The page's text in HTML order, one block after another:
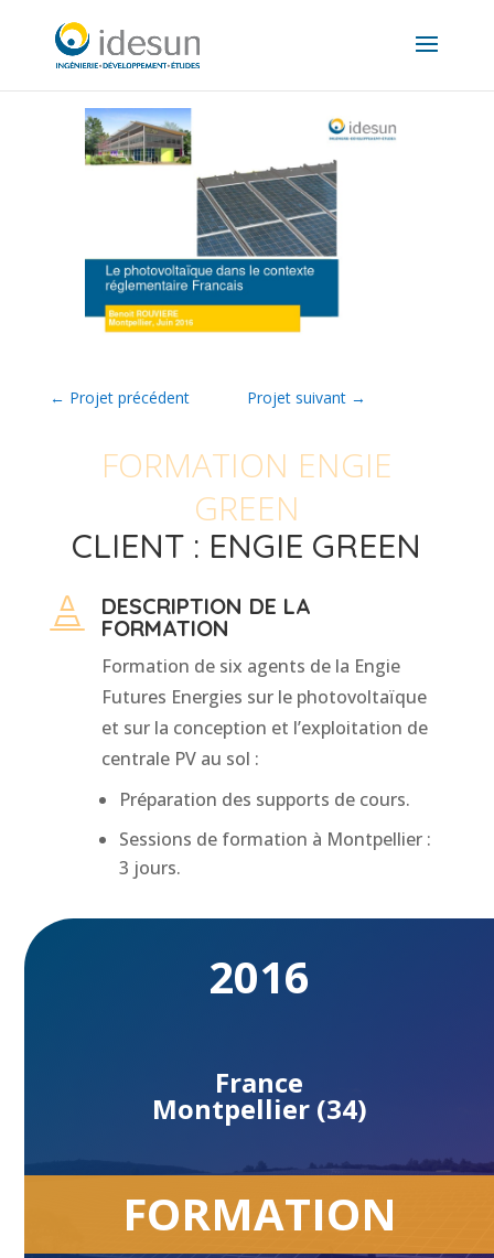
← Projet précédent Projet suivant→
FORMATION ENGIE
GREEN
CLIENT : ENGIE GREEN

DESCRIPTION DE LA
FORMATION
Formation de six agents de la Engie
Futures Energies sur le photovoltaïque
et sur la conception et l’exploitation de
centrale PV au sol :
Préparation des supports de cours.
Sessions de formation à Montpellier :
3 jours.
2016
France
Montpellier (34)
FORMATION